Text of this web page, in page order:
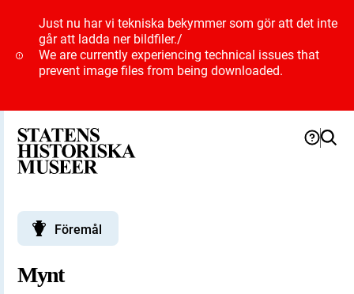
Just nu har vi tekniska bekymmer som gör att det inte
går att ladda ner bildfiler./
We are currently experiencing technical issues that
prevent image files from being downloaded.
Föremål
Mynt